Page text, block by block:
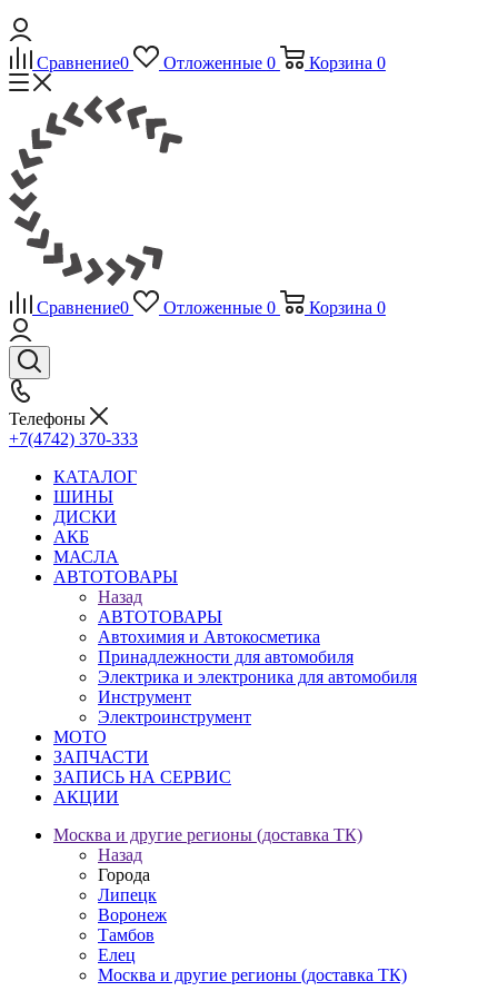
Сравнение0 Отложенные 0 Корзина 0
Сравнение0 Отложенные 0 Корзина 0
Телефоны
+7(4742) 370-333
КАТАЛОГ
ШИНЫ
ДИСКИ
АКБ
МАСЛА
АВТОТОВАРЫ
Назад
АВТОТОВАРЫ
Автохимия и Автокосметика
Принадлежности для автомобиля
Электрика и электроника для автомобиля
Инструмент
Электроинструмент
МОТО
ЗАПЧАСТИ
ЗАПИСЬ НА СЕРВИС
АКЦИИ
Москва и другие регионы (доставка ТК)
Назад
Города
Липецк
Воронеж
Тамбов
Елец
Москва и другие регионы (доставка ТК)